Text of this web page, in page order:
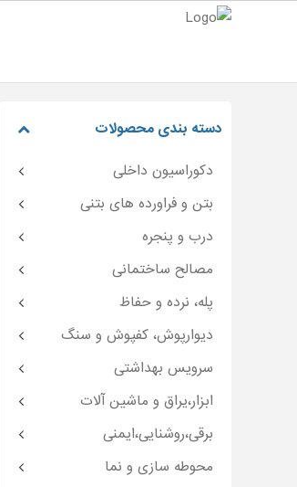
دسته بندی محصولات
دکوراسیون داخلی
بتن و فراورده های بتنی
درب و پنجره
مصالح ساختمانی
پله، نرده و حفاظ
دیوارپوش، کفپوش و سنگ
سرویس بهداشتی
ابزار،یراق و ماشین آلات
برقی،روشنایی،ایمنی
محوطه سازی و نما